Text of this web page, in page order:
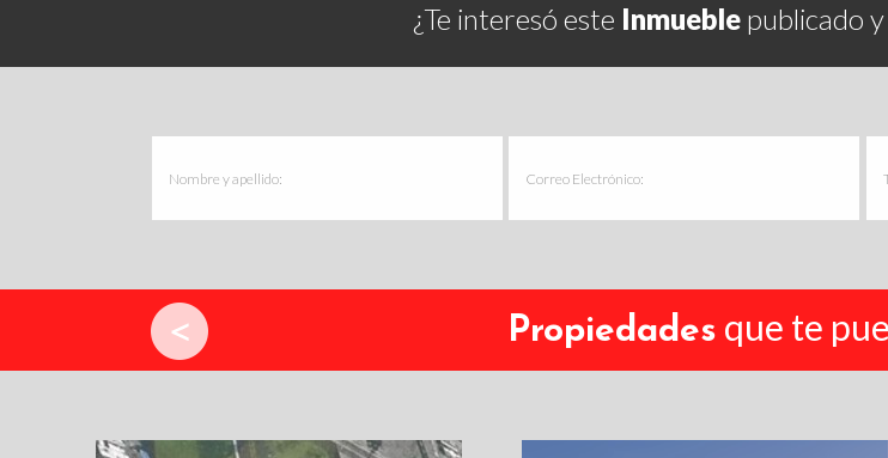
¿Te interesó este Inmueblepublicado y
Propiedades que te